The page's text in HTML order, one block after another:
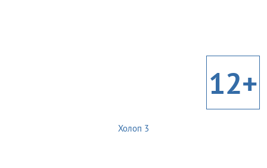
12+
Холоп 3